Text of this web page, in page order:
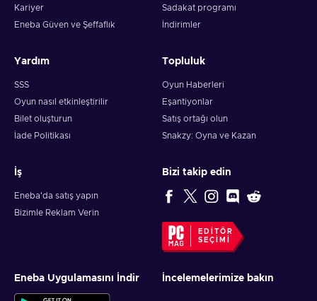
Kariyer
Eneba Güven ve Şeffaflık
Sadakat programı
İndirimler
Yardım
SSS
Oyun nasıl etkinleştirilir
Bilet oluşturun
İade Politikası
Topluluk
Oyun Haberleri
Eşantiyonlar
Satış ortağı olun
Snakzy: Oyna ve Kazan
İş
Eneba'da satış yapın
Bizimle Reklam Verin
Bizi takip edin
EDITÖR
SEÇIMI
Eneba Uygulamasını İndir İncelemelerimize bakın